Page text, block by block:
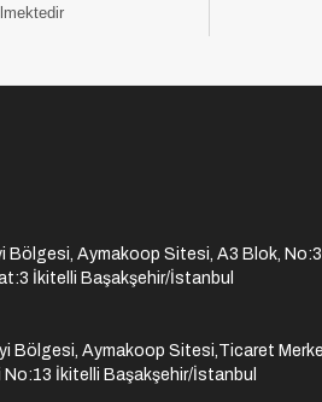
Bölgesi, Aymakoop Sitesi, A3 Blok,
İkitelli Başakşehir/İstanbul
Bölgesi, Aymakoop Sitesi,Ticaret
No:13 İkitelli Başakşehir/İstanbul